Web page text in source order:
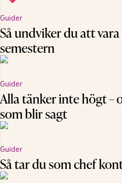
Guider
Så undviker du att
semestern
Guider
Alla tänker inte högt –
som blir sagt
Guider
Så tar du som chef